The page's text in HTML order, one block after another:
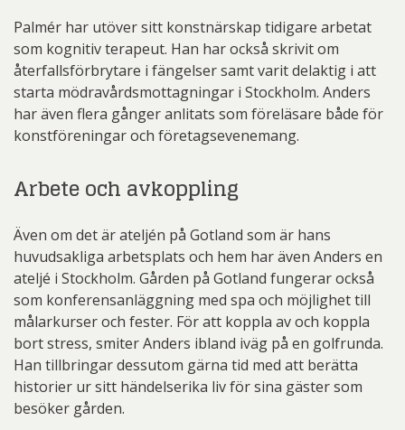
Palmér har utöver sitt konstnärskap tidigare arbetat
som kognitiv terapeut. Han har också skrivit om
återfallsförbrytare i fängelser samt varit delaktig i att
starta mödravårdsmottagningar i Stockholm. Anders
har även flera gånger anlitats som föreläsare både för
konstföreningar och företagsevenemang.
Arbete och avkoppling
Även om det är ateljén på Gotland som är hans
huvudsakliga arbetsplats och hem har även Anders en
ateljé i Stockholm. Gården på Gotland fungerar också
som konferensanläggning med spa och möjlighet till
målarkurser och fester. För att koppla av och koppla
bort stress, smiter Anders ibland iväg på en golfrunda.
Han tillbringar dessutom gärna tid med att berätta
historier ur sitt händelserika liv för sina gäster som
besöker gården.